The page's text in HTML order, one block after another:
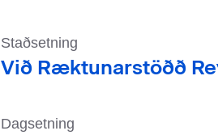
Staðsetning
Við Ræktunarstöðð
Dagsetning